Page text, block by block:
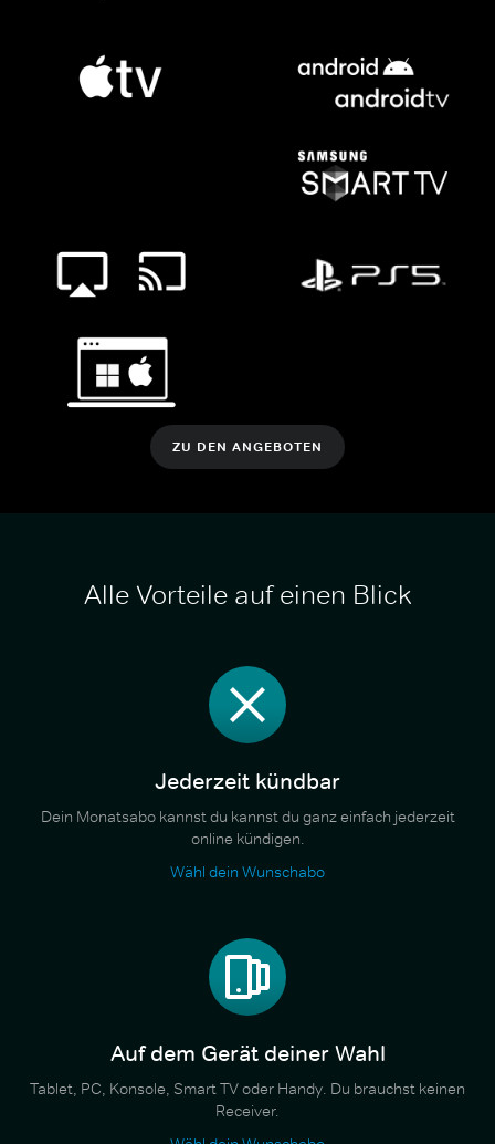
ZU DEN ANGEBOTEN
Alle Vorteile auf einen Blick
Jederzeit kündbar
Dein Monatsabo kannst du kannst du ganz einfach jederzeit
online kündigen.
Wähl dein Wunschabo
Auf dem Gerät deiner Wahl
Tablet, PC, Konsole, Smart TV oder Handy. Du brauchst keinen
Receiver.